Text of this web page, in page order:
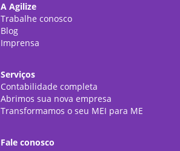
A Agilize
Trabalhe conosco
Blog
Imprensa
Serviços
Contabilidade completa
Abrimos sua nova empresa
Transformamos o seu MEI para ME
Fale conosco